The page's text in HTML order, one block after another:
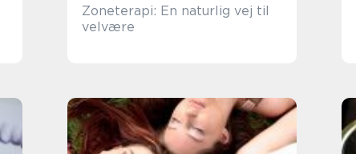
Zoneterapi: En naturlig vej til
velvære